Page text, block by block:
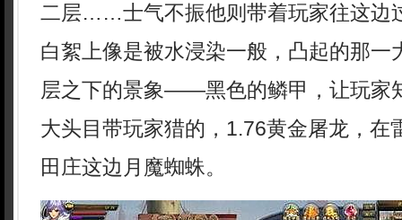
二层……士气不振他则带着玩家往这边
白絮上像是被水浸染一般，凸起的那一
层之下的景象——黑色的鳞甲，让玩家
大头目带玩家猎的，1.76黄金屠龙，在
田庄这边月魔蜘蛛。